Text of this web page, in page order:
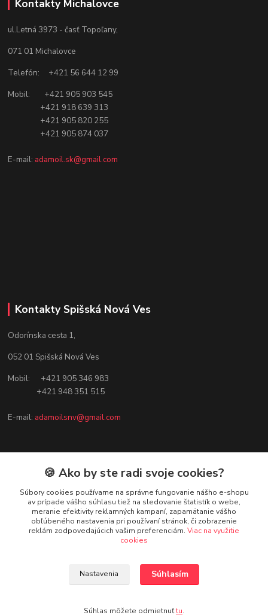
Kontakty Michalovce
ul.Letná 3973 - časť Topoľany,
071 01 Michalovce
Telefón: +421 56 644 12 99
Mobil: +421 905 903 545
+421 918 639 313
+421 905 820 255
+421 905 874 037
E-mail: adamoil.sk@gmail.com
Kontakty Spišská Nová Ves
Odorínska cesta 1,
052 01 Spišská Nová Ves
Mobil: +421 905 346 983
+421 948 351 515
E-mail: adamoilsnv@gmail.com
🍪 Ako by ste radi svoje cookies?
Súbory cookies používame na správne fungovanie nášho e-shopu
av prípade vášho súhlasu tiež na sledovanie štatistík o webe,
meranie efektivity reklamných kampaní, zapamätanie vášho
obľúbeného nastavenia pri používaní stránok, či zobrazenie
reklám zodpovedajúcich vašim preferenciám. Viac na využitie
cookies
Nastavenia Súhlasím
Súhlas môžete odmietnuťtu.